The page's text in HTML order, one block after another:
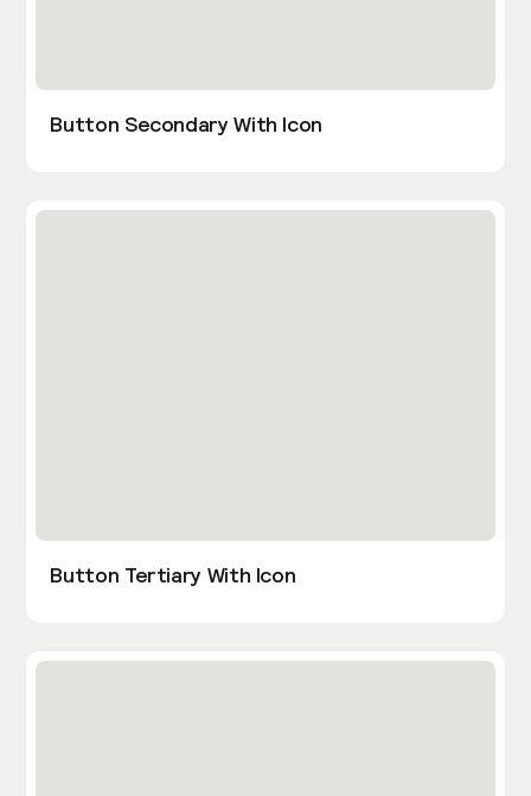
Button Secondary With Icon
Button Tertiary With Icon